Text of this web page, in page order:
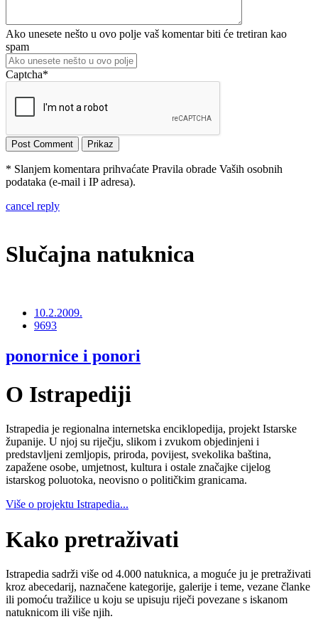
Ako unesete nešto u ovo polje vaš komentar biti će tretiran kao
spam
Captcha*
* Slanjem komentara prihvaćate Pravila obrade Vaših osobnih
podataka (e-mail i IP adresa).
cancel reply
Slučajna natuknica
10.2.2009.
9693
ponornice i ponori
O Istrapediji
Istrapedia je regionalna internetska enciklopedija, projekt Istarske
županije. U njoj su riječju, slikom i zvukom objedinjeni i
predstavljeni zemljopis, priroda, povijest, svekolika baština,
zapažene osobe, umjetnost, kultura i ostale značajke cijelog
istarskog poluotoka, neovisno o političkim granicama.
Više o projektu Istrapedia...
Kako pretraživati
Istrapedia sadrži više od 4.000 natuknica, a moguće ju je pretraživati
kroz abecedarij, naznačene kategorije, galerije i teme, vezane članke
ili pomoću tražilice u koju se upisuju riječi povezane s iskanom
natuknicom ili više njih.